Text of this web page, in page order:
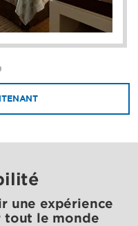
une expérience
tout le monde